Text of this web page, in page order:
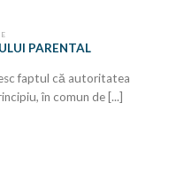
PARENTAL
faptul că autoritatea
în comun de [...]